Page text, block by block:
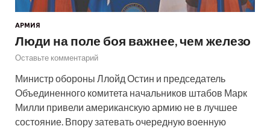
АРМИЯ
Люди на поле боя важнее, чем железо
Оставьте комментарий
Министр обороны Ллойд Остин и председатель
Объединенного комитета начальников штабов Марк
Милли привели американскую армию не в лучшее
состояние. Впору затевать очередную военную